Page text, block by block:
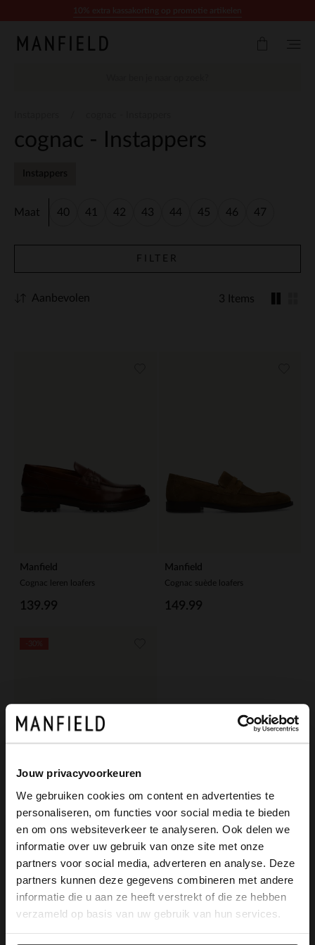
Jouw privacyvoorkeuren
We gebruiken cookies om content en advertenties te
personaliseren, om functies voor social media te bieden
en om ons websiteverkeer te analyseren. Ook delen we
informatie over uw gebruik van onze site met onze
partners voor social media, adverteren en analyse. Deze
partners kunnen deze gegevens combineren met andere
informatie die u aan ze heeft verstrekt of die ze hebben
verzameld op basis van uw gebruik van hun services.
cognac - Instappers
Instappers
Maat 40 41 42 43 44 45 46 47
FILTER
3 Items
Aanbevolen
Manfield
Cognac leren loafers
139.99
Manfield
Cognac suède loafers
149.99
Manfield
129.99
90.99
×
View this website in English?
It looks like your language isn't Dutch. Would
you like to switch to English?